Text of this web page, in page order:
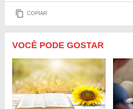
COPIAR
VOCÊ PODE GOSTAR